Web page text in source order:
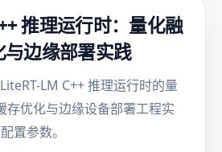
推理运行时：量化融
边缘部署实践
LM C++ 推理运行时的量
存优化与边缘设备部署工程实
置参数。